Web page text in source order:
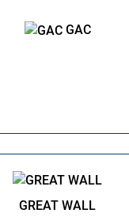
GAC
GREAT WALL